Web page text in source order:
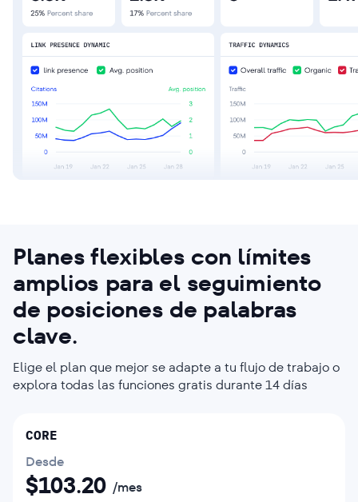
Planes flexibles con límites
amplios para el seguimiento
de posiciones de palabras
clave.
Elige el plan que mejor se adapte a tu flujo de trabajo o
explora todas las funciones gratis durante 14 días
CORE
Desde
$103.20 /mes